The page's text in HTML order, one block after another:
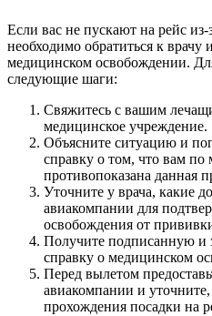
Если вас не пускают на рейс
необходимо обратиться к врачу
медицинском освобождении.
следующие шаги:
Свяжитесь с вашим
медицинское учреждение.
Объясните ситуацию и
справку о том, что вам
противопоказана данная
Уточните у врача, какие
авиакомпании для
освобождения от
Получите подписанную и
справку о медицинском
Перед вылетом
авиакомпании и
прохождения посадки на